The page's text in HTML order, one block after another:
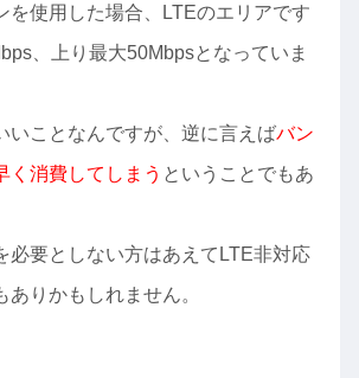
を使用した場合、LTEのエリアです
、上り最大50Mbpsとなっていま
いことなんですが、逆に言えばバン
く消費してしまう ということでもあ
必要としない方はあえてLTE非対応
りかもしれません。